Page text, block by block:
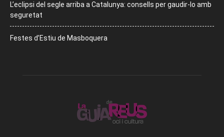
L’eclipsi del segle arriba a Catalunya: consells per gaudir-lo amb
seguretat
Festes d’Estiu de Masboquera